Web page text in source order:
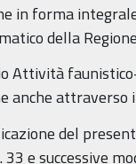
in forma
della
Attività
anche attraverso
del
e successive